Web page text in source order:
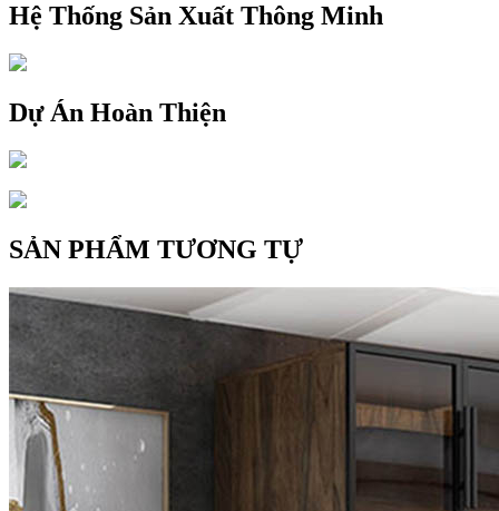
Hệ Thống Sản Xuất Thông Minh
Dự Án Hoàn Thiện
SẢN PHẨM TƯƠNG TỰ